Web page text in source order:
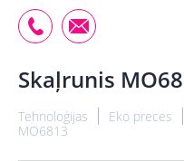
Skaļrunis
Tehnoloģijas Eko preces
MO6813